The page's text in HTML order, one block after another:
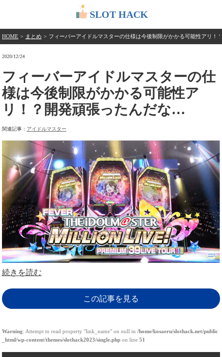
SLOT HACK
HOME > まとめ > フィーバーアイドルマスターの仕様は今後制限がかかる可能性アリ！
2020/12/24
フィーバーアイドルマスターの仕
様は今後制限がかかる可能性ア
リ！？開発頑張ったんだな…
関連記事： アイドルマスター
続きを読む
この記事を見る
Warning: Attempt to read property "link_name" on null in /home/kosaeru/slothack.net/public
_html/wp-content/themes/slothack2023/single.php on line 51